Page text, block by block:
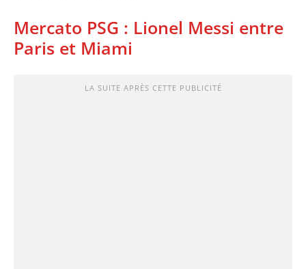
Mercato PSG : Lionel Messi entre
Paris et Miami
LA SUITE APRÈS CETTE PUBLICITÉ